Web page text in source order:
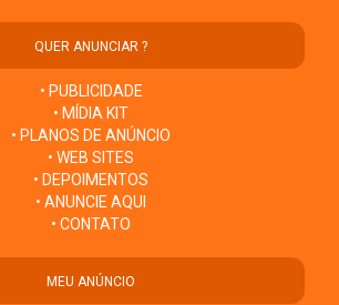
QUER ANUNCIAR ?
• PUBLICIDADE
• MÍDIA KIT
• PLANOS DE ANÚNCIO
• WEB SITES
• DEPOIMENTOS
• ANUNCIE AQUI
• CONTATO
MEU ANÚNCIO